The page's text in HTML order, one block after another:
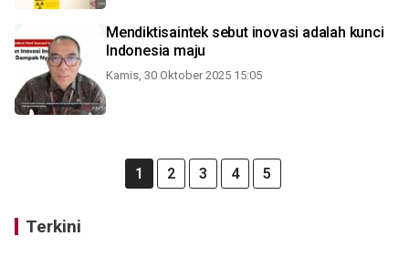
Mendiktisaintek sebut inovasi adalah kunci
Indonesia maju
Kamis, 30 Oktober 2025 15:05
1 2 3 4 5
Terkini